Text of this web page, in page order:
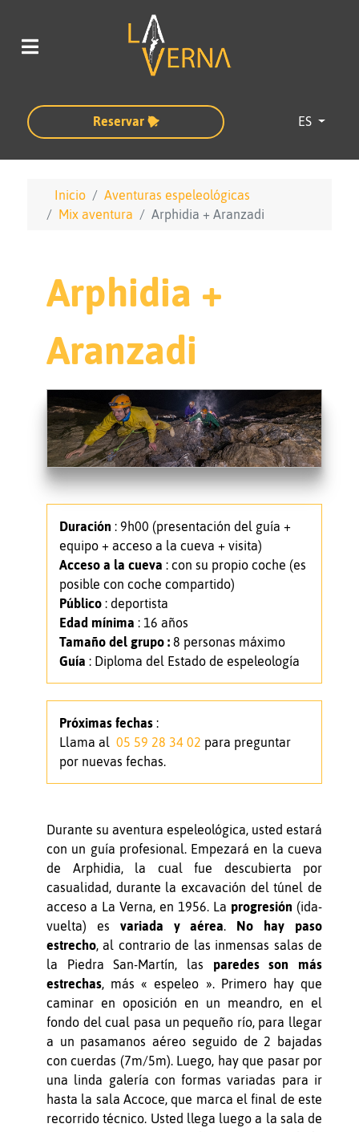
Reservar Seleccione
ES
Inicio
Aventuras espeleológicas
Mix aventura
Arphidia + Aranzadi
Arphidia +
Aranzadi
Duración : 9h00 (presentación del guía +
equipo + acceso a la cueva + visita)
Acceso a la cueva : con su propio coche (es
posible con coche compartido)
Público : deportista
Edad mínima : 16 años
Tamaño del grupo : 8 personas máximo
Guía : Diploma del Estado de espeleología
Próximas fechas :
Llama al 05 59 28 34 02 para preguntar
por nuevas fechas.
Durante su aventura espeleológica, usted estará
con un guía profesional. Empezará en la cueva
de Arphidia, la cual fue descubierta por
casualidad, durante la excavación del túnel de
acceso a La Verna, en 1956. La progresión (ida-
vuelta) es variada y aérea. No hay paso
estrecho, al contrario de las inmensas salas de
la Piedra San-Martín, las paredes son más
estrechas, más « espeleo ». Primero hay que
caminar en oposición en un meandro, en el
fondo del cual pasa un pequeño río, para llegar
a un pasamanos aéreo seguido de 2 bajadas
con cuerdas (7m/5m). Luego, hay que pasar por
una linda galería con formas variadas para ir
hasta la sala Accoce, que marca el final de este
recorrido técnico. Usted llega luego a la sala de